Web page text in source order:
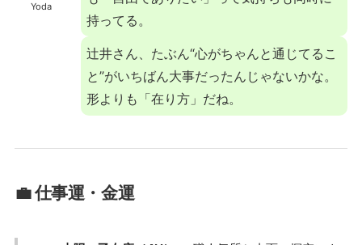
Yoda
持ってる。
辻井さん、たぶん“心がちゃんと通じてるこ
と”がいちばん大事だったんじゃないかな。
形よりも「在り方」だね。
💼 仕事運・金運